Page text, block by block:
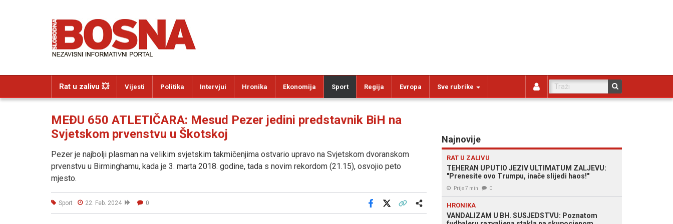
Rat u zalivu 💥 Vijesti Politika Intervjui Hronika Ekonomija Sport Regija Evropa Sve rubrike
MEĐU 650 ATLETIČARA: Mesud Pezer jedini predstavnik BiH na
Svjetskom prvenstvu u Škotskoj
Pezer je najbolji plasman na velikim svjetskim takmičenjima ostvario upravo na Svjetskom dvoranskom
prvenstvu u Birminghamu, kada je 3. marta 2018. godine, tada s novim rekordom (21.15), osvojio peto
mjesto.
Sport 22. Feb. 2024 0
Facebook
Najnovije
RAT U ZALIVU
TEHERAN UPUTIO JEZIV ULTIMATUM ZALJEVU:
"Prenesite ovo Trumpu, inače slijedi haos!"
Prije 7 min 0
HRONIKA
VANDALIZAM U BH. SUSJEDSTVU: Poznatom